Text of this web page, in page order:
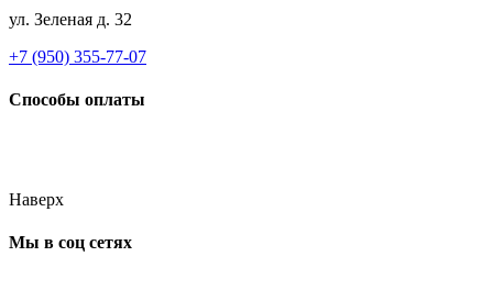
ул. Зеленая д. 32
+7 (950) 355-77-07
Способы оплаты
Наверх
Мы в соц сетях